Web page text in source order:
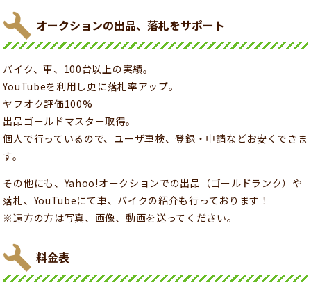
オークションの出品、落札をサポート
バイク、車、100台以上の実績。
YouTubeを利用し更に落札率アップ。
ヤフオク評価100%
出品ゴールドマスター取得。
個人で行っているので、ユーザ車検、登録・申請などお安くできま
す。
その他にも、Yahoo!オークションでの出品（ゴールドランク）や
落札、YouTubeにて車、バイクの紹介も行っております！
※遠方の方は写真、画像、動画を送ってください。
料金表